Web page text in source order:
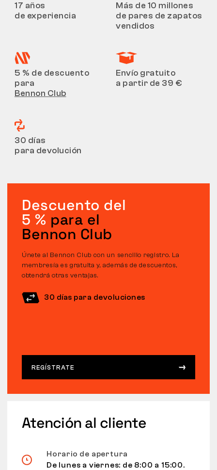
17 años
de experiencia
Más de 10 millones
de pares de zapatos
vendidos
5 % de descuento
para
Bennon Club
Envío gratuito
a partir de 39 €
30 días
para devolución
Descuento del
5 % para el
Bennon Club
Únete al Bennon Club con un sencillo registro. La
membresía es gratuita y, además de descuentos,
obtendrá otras ventajas.
30 días para devoluciones
REGÍSTRATE
Atención al cliente
Horario de apertura
De lunes a viernes: de 8:00 a 15:00.